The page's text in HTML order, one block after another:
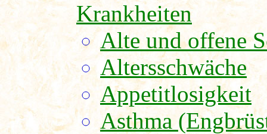
Krankheiten
Alte und offene
Altersschwäche
Appetitlosigkeit
Asthma